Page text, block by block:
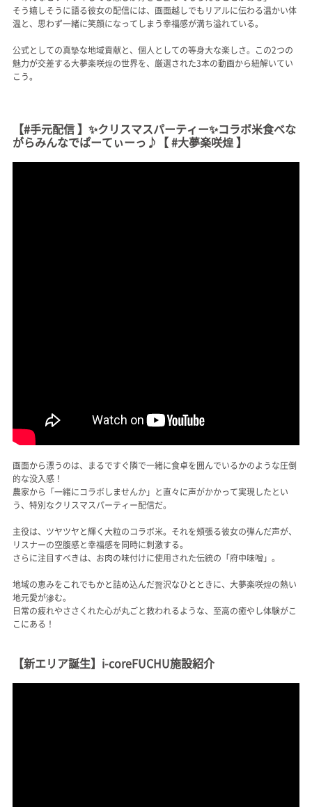
そう嬉しそうに語る彼女の配信には、画面越しでもリアルに伝わる温かい体
温と、思わず一緒に笑顔になってしまう幸福感が満ち溢れている。
公式としての真摯な地域貢献と、個人としての等身大な楽しさ。この2つの
魅力が交差する大夢楽咲煌の世界を、厳選された3本の動画から紐解いてい
こう。
【#手元配信 】✨クリスマスパーティー✨コラボ米食べな
がらみんなでぱーてぃーっ♪【 #大夢楽咲煌 】
画面から漂うのは、まるですぐ隣で一緒に食卓を囲んでいるかのような圧倒
的な没入感！
農家から「一緒にコラボしませんか」と直々に声がかかって実現したとい
う、特別なクリスマスパーティー配信だ。
主役は、ツヤツヤと輝く大粒のコラボ米。それを頬張る彼女の弾んだ声が、
リスナーの空腹感と幸福感を同時に刺激する。
さらに注目すべきは、お肉の味付けに使用された伝統の「府中味噌」。
地域の恵みをこれでもかと詰め込んだ贅沢なひとときに、大夢楽咲煌の熱い
地元愛が滲む。
日常の疲れやささくれた心が丸ごと救われるような、至高の癒やし体験がこ
こにある！
【新エリア誕生】i-coreFUCHU施設紹介